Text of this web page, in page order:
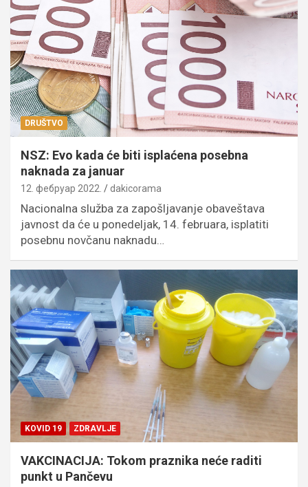
DRUŠTVO
NSZ: Evo kada će biti isplaćena posebna
naknada za januar
12. фебруар 2022. dakicorama
Nacionalna služba za zapošljavanje obaveštava
javnost da će u ponedeljak, 14. februara, isplatiti
posebnu novčanu naknadu…
KOVID 19 ZDRAVLJE
VAKCINACIJA: Tokom praznika neće raditi
punkt u Pančevu